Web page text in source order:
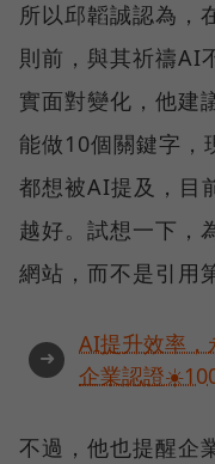
所以邱韜誠認為，
則前，與其祈禱AI
實面對變化，他建
能做10個關鍵字，
都想被AI提及，目
越好。試想一下，
網站，而不是引用
➜
AI提升效率，
企業認證
不過，他也提醒企